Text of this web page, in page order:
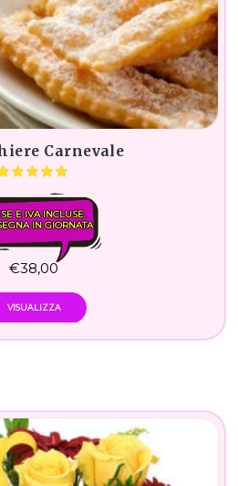
Carnevale
E IVA INCLUSE.
IN GIORNATA
€38,00
VISUALIZZA